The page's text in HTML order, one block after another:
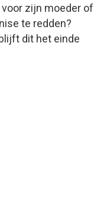
zijn moeder of
te redden?
dit het einde